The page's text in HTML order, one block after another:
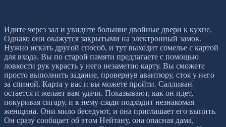
Идите через зал и увидите большие двойные двери к кухне.
Однако они окажутся закрытыми на электронный замок.
Нужно искать другой способ, и тут выходит сомелье с картой
для входа. Вы по старой памяти предлагаете с помощью
ловкости рук украсть у него незаметно карту. Вы сможете
просто выполнить задание, провернув авантюру, стоя у него
за спиной. Карта у вас и вы можете пройти. Салливан
остается и желает вам удачи. Показывают, как он идет,
покуривая сигару, и к нему сзади подходит незнакомая
женщина. Они мило беседуют, и она приглашает его выпить.
Он сразу сообщает об этом Нейтану, она опасная дама,